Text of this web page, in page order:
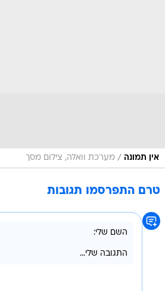
אין תמונה / מערכת וואלה, צילום מסך
טרם התפרסמו תגובות